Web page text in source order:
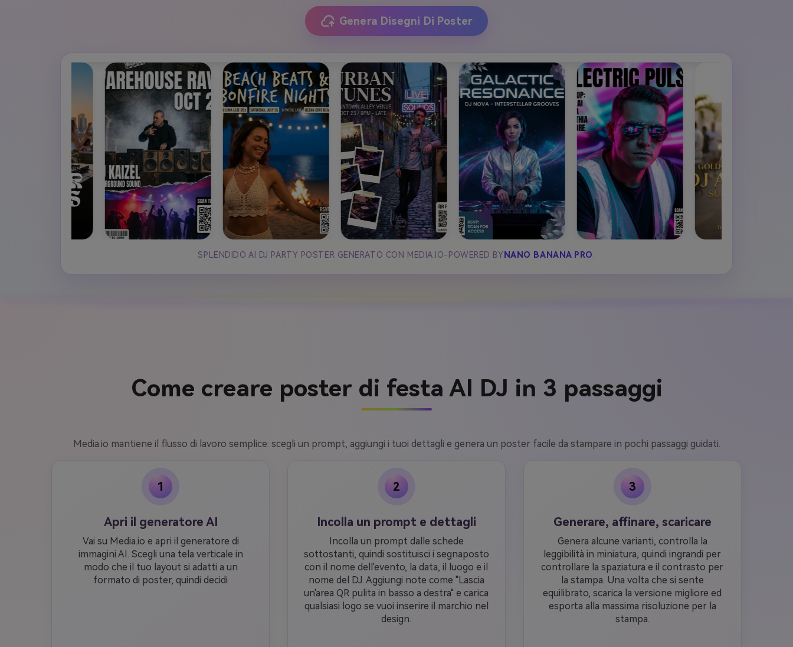
Genera Disegni Di Poster
SPLENDIDO AI DJ PARTY POSTER GENERATO CON MEDIA.IO-POWERED BY NANO BANANA PRO
Come creare poster di festa AI DJ in 3 passaggi
Media.io mantiene il flusso di lavoro semplice: scegli un prompt, aggiungi i tuoi dettagli e genera un poster facile da stampare in pochi passaggi guidati.
1
Apri il generatore AI
Vai su Media.io e apri il generatore di
immagini AI. Scegli una tela verticale in
modo che il tuo layout si adatti a un
formato di poster, quindi decidi
2
Incolla un prompt e dettagli
Incolla un prompt dalle schede
sottostanti, quindi sostituisci i segnaposto
con il nome dell'evento, la data, il luogo e il
nome del DJ. Aggiungi note come "Lascia
un'area QR pulita in basso a destra" e carica
qualsiasi logo se vuoi inserire il marchio nel
design.
3
Generare, affinare, scaricare
Genera alcune varianti, controlla la
leggibilità in miniatura, quindi ingrandi per
controllare la spaziatura e il contrasto per
la stampa. Una volta che si sente
equilibrato, scarica la versione migliore ed
esporta alla massima risoluzione per la
stampa.